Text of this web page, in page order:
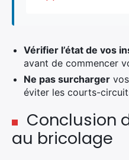
Vérifier l’état de vos
avant de commencer
Ne pas surcharger
éviter les courts-
Conclusion
au bricolage